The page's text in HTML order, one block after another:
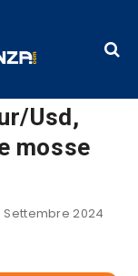
Usd,
mosse
2024